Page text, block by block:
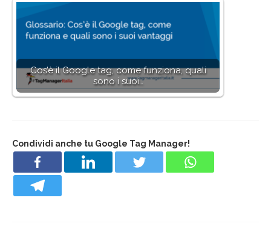
Cos’è il Google tag, come funziona, quali
sono i suoi…
Condividi anche tu Google Tag Manager!